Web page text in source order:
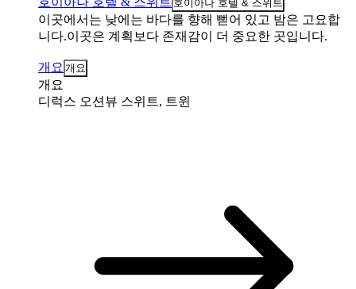
호이아나 호텔 & 스위트
이곳에서는 낮에는 바다를 향해 뻗어 있고 밤은 고요합
니다.이곳은 계획보다 존재감이 더 중요한 곳입니다.
개요 개요
개요
디럭스 오션뷰 스위트, 트윈